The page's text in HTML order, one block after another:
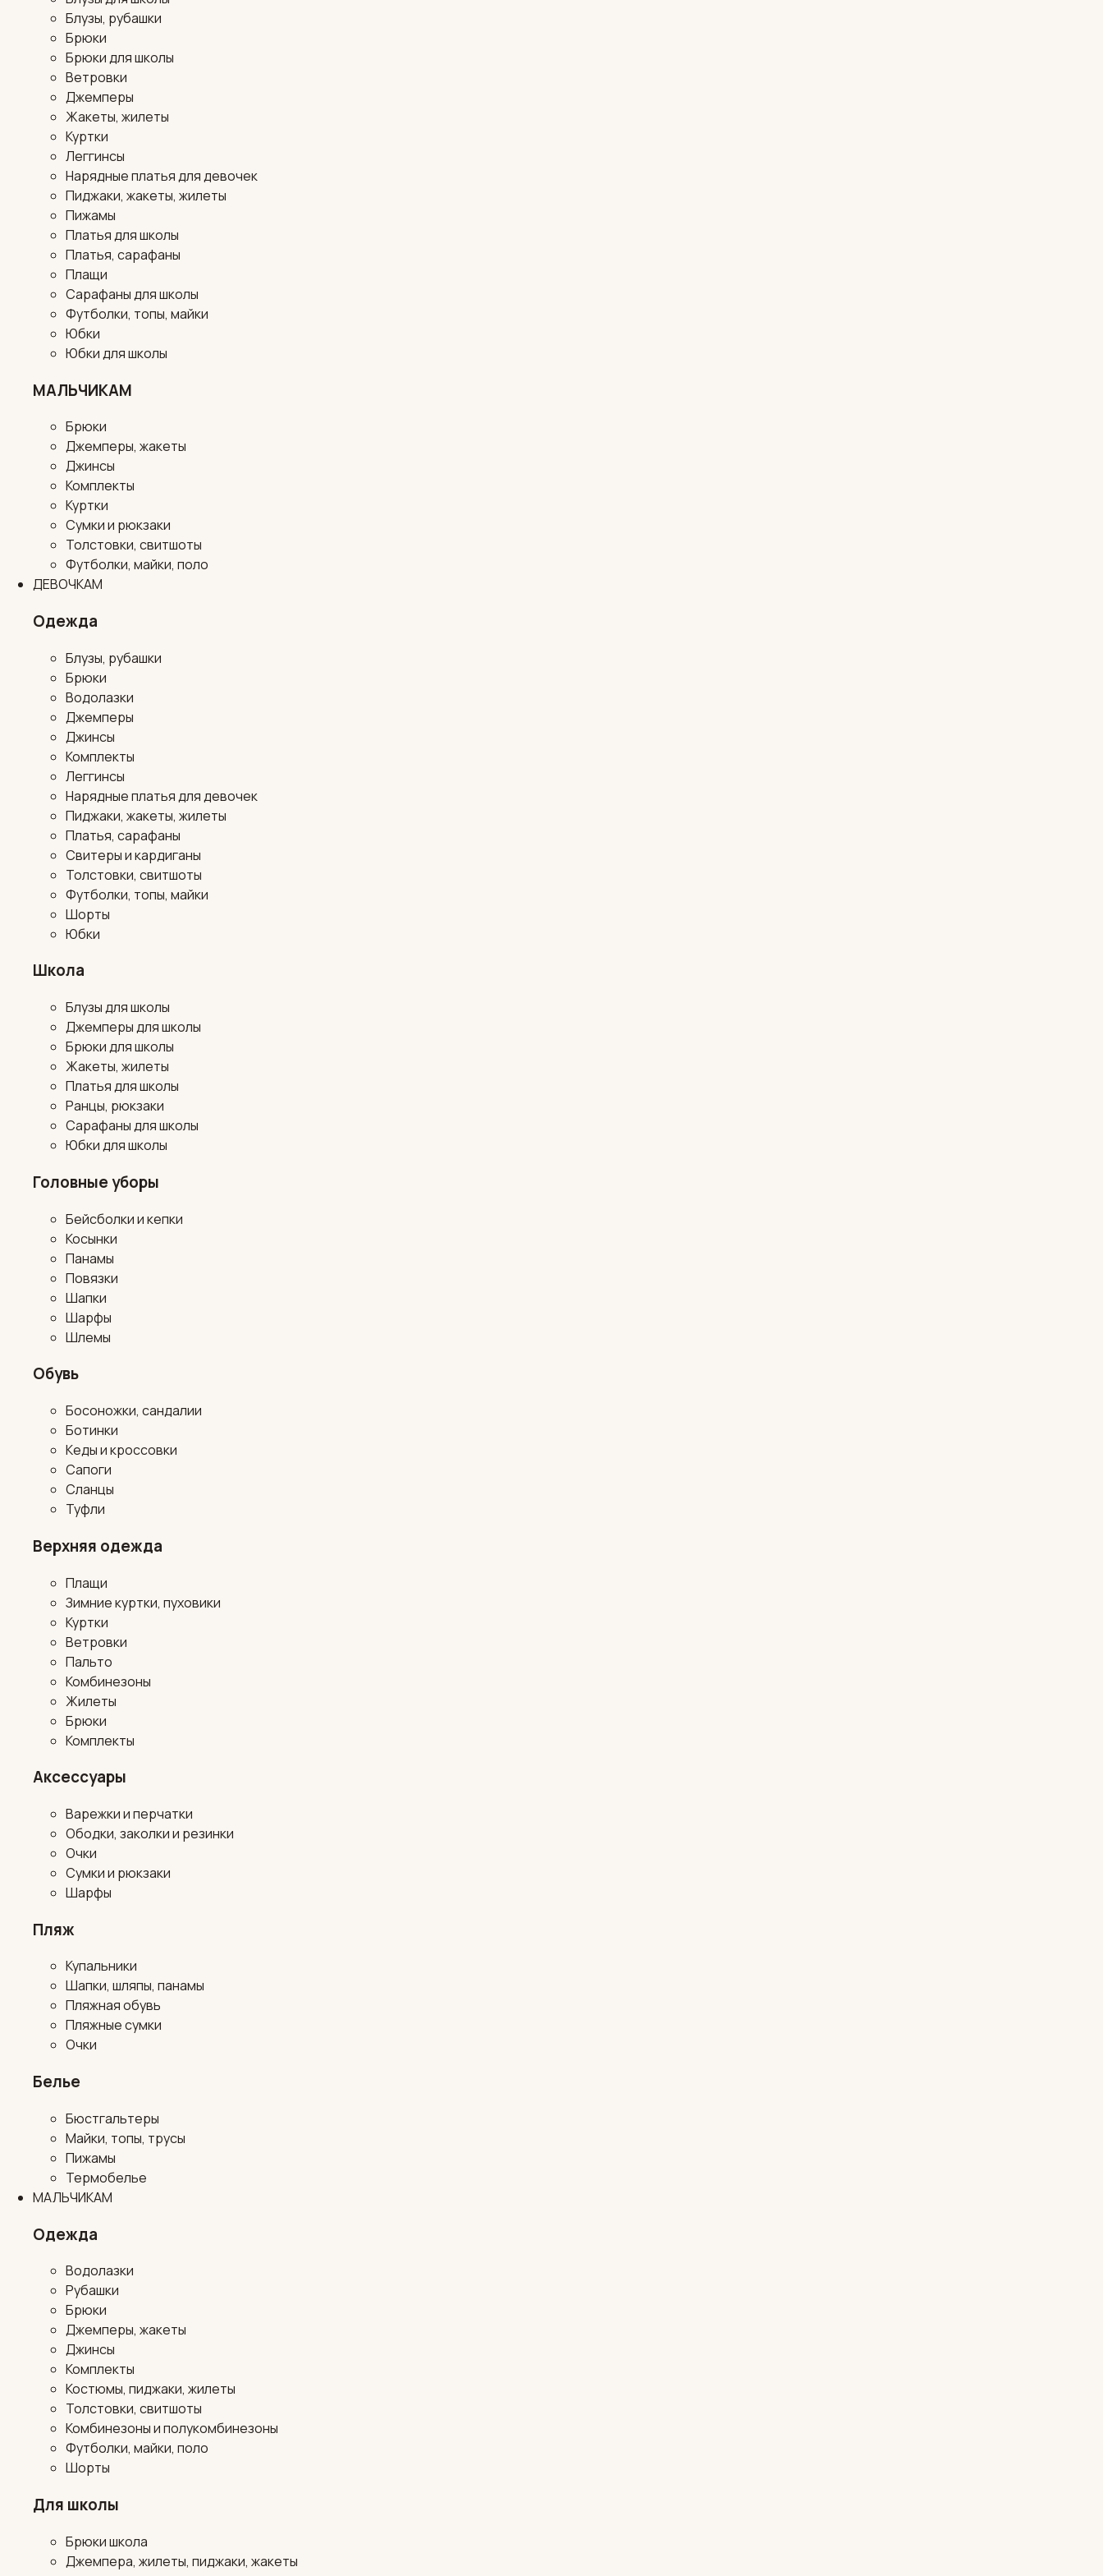
Блузы, рубашки
Брюки
Брюки для школы
Ветровки
Джемперы
Жакеты, жилеты
Куртки
Леггинсы
Нарядные платья для девочек
Пиджаки, жакеты, жилеты
Пижамы
Платья для школы
Платья, сарафаны
Плащи
Сарафаны для школы
Футболки, топы, майки
Юбки
Юбки для школы
МАЛЬЧИКАМ
Брюки
Джемперы, жакеты
Джинсы
Комплекты
Куртки
Сумки и рюкзаки
Толстовки, свитшоты
Футболки, майки, поло
ДЕВОЧКАМ
Одежда
Блузы, рубашки
Брюки
Водолазки
Джемперы
Джинсы
Комплекты
Леггинсы
Нарядные платья для девочек
Пиджаки, жакеты, жилеты
Платья, сарафаны
Свитеры и кардиганы
Толстовки, свитшоты
Футболки, топы, майки
Шорты
Юбки
Школа
Блузы для школы
Джемперы для школы
Брюки для школы
Жакеты, жилеты
Платья для школы
Ранцы, рюкзаки
Сарафаны для школы
Юбки для школы
Головные уборы
Бейсболки и кепки
Косынки
Панамы
Повязки
Шапки
Шарфы
Шлемы
Обувь
Босоножки, сандалии
Ботинки
Кеды и кроссовки
Сапоги
Сланцы
Туфли
Верхняя одежда
Плащи
Зимние куртки, пуховики
Куртки
Ветровки
Пальто
Комбинезоны
Жилеты
Брюки
Комплекты
Аксессуары
Варежки и перчатки
Ободки, заколки и резинки
Очки
Сумки и рюкзаки
Шарфы
Пляж
Купальники
Шапки, шляпы, панамы
Пляжная обувь
Пляжные сумки
Очки
Белье
Бюстгальтеры
Майки, топы, трусы
Пижамы
Термобелье
МАЛЬЧИКАМ
Одежда
Водолазки
Рубашки
Брюки
Джемперы, жакеты
Джинсы
Комплекты
Костюмы, пиджаки, жилеты
Толстовки, свитшоты
Комбинезоны и полукомбинезоны
Футболки, майки, поло
Шорты
Для школы
Брюки школа
Джемпера, жилеты, пиджаки, жакеты